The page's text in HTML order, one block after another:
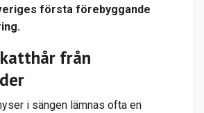
första förebyggande
från
i sängen lämnas ofta en